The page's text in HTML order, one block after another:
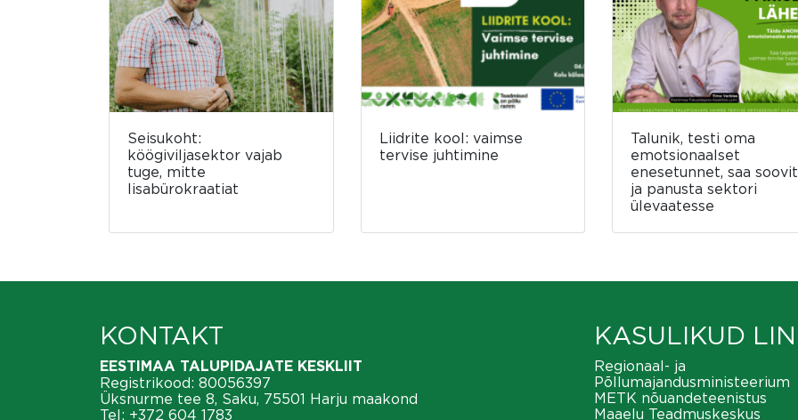
Seisukoht:
köögiviljasektor vajab
tuge, mitte
lisabürokraatiat
Liidrite kool: vaimse
tervise juhtimine
Talunik, testi oma
emotsionaalset
enesetunnet, saa
ja panusta sektori
ülevaatesse
KONTAKT
EESTIMAA TALUPIDAJATE KESKLIIT
Registrikood: 80056397
Üksnurme tee 8, Saku, 75501 Harju maakond
Tel: +372 604 1783
KASULIKUD
Regionaal- ja
Põllumajandusministeerium
METK nõuandeteenistus
Maaelu Teadmuskeskus